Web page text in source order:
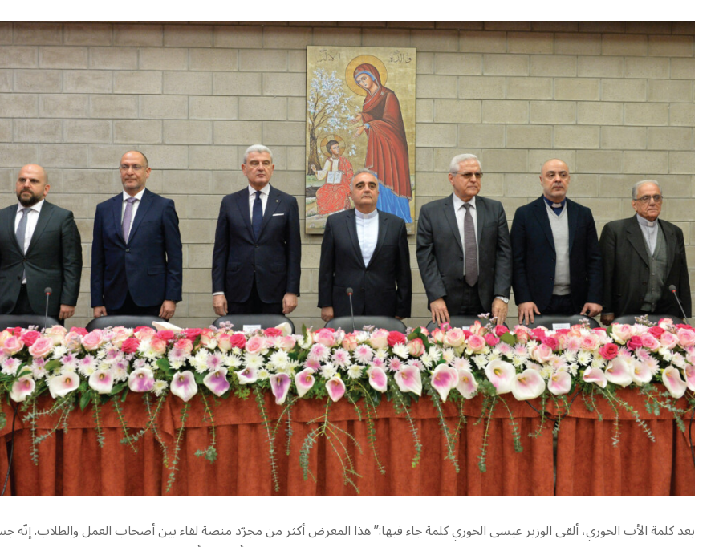
بعد كلمة الأب الخوري، ألقى الوزير عيسى الخوري كلمة جاء فيها:” هذا المعرض أكثر من مجرّد منصة لقاء بين أصحاب العمل والطلاب. إنّه